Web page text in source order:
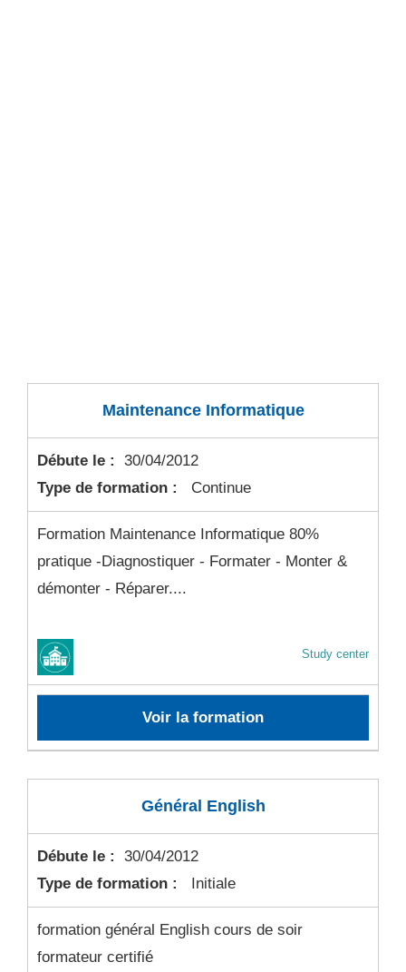
Maintenance Informatique
Débute le :
30/04/2012
Type de formation :
Continue
Formation Maintenance Informatique 80%
pratique -Diagnostiquer - Formater - Monter &
démonter - Réparer....
Study center
Voir la formation
Général English
Débute le :
30/04/2012
Type de formation :
Initiale
formation général English cours de soir
formateur certifié